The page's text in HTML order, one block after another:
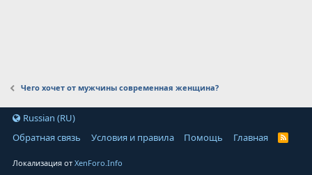
Чего хочет от мужчины современная женщина?
Russian (RU)
Обратная связь
Условия и правила Помощь Главная
Локализация отXenForo.Info